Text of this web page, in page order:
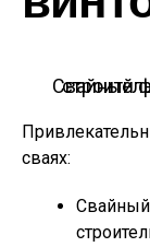
Свайный
сваях:
Свайный